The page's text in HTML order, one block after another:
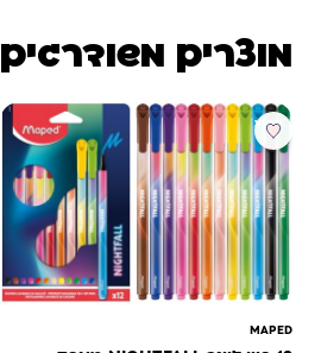
מוצרים משודרגים
מבצע
MAPED